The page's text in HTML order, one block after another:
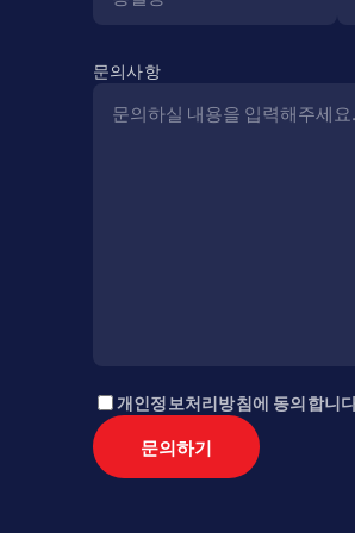
문의사항
개인정보처리방침에 동의합니
문의하기